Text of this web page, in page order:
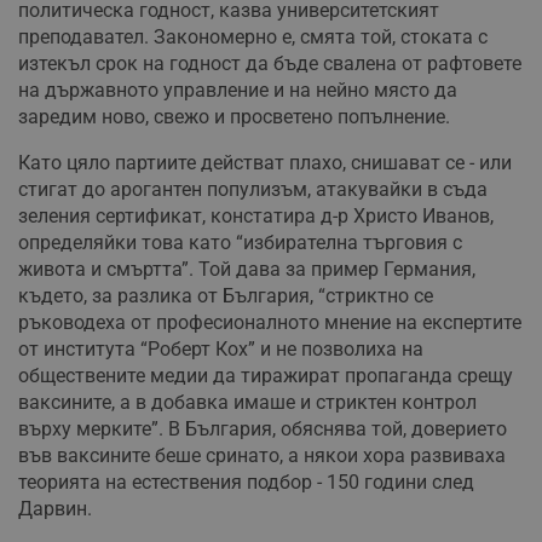
политическа годност, казва университетският
преподавател. Закономерно е, смята той, стоката с
изтекъл срок на годност да бъде свалена от рафтовете
на държавното управление и на нейно място да
заредим ново, свежо и просветено попълнение.
Като цяло партиите действат плахо, снишават се - или
стигат до арогантен популизъм, атакувайки в съда
зеления сертификат, констатира д-р Христо Иванов,
определяйки това като “избирателна търговия с
живота и смъртта”. Той дава за пример Германия,
където, за разлика от България, “стриктно се
ръководеха от професионалното мнение на експертите
от института “Роберт Кох” и не позволиха на
обществените медии да тиражират пропаганда срещу
ваксините, а в добавка имаше и стриктен контрол
върху мерките”. В България, обяснява той, доверието
във ваксините беше сринато, а някои хора развиваха
теорията на естествения подбор - 150 години след
Дарвин.